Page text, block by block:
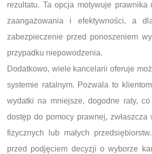
rezultatu. Ta opcja motywuje prawnika
zaangażowania i efektywności, a
zabezpieczenie przed ponoszeniem
przypadku niepowodzenia.
Dodatkowo, wiele kancelarii oferuje
systemie ratalnym. Pozwala to
wydatki na mniejsze, dogodne raty, co
dostęp do pomocy prawnej, zwłaszcza
fizycznych lub małych
przed podjęciem decyzji o wyborze